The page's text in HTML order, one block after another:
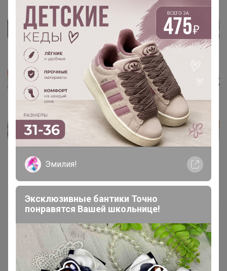
Каталог
Палантины, шарфы ОСЕНЬ - ЗИМА
Эмилия!
Эксклюзивные бантики Точно
понравятся Вашей школьнице!